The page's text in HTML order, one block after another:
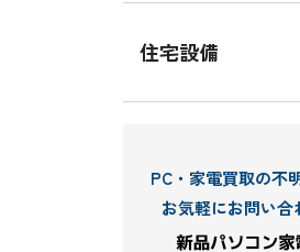
住宅設備
PC・家電買取の不
お気軽にお問い合